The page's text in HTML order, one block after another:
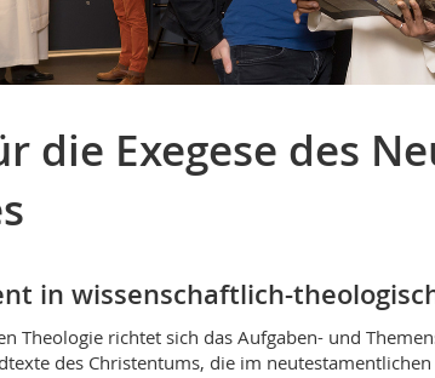
die Exegese des
in wissenschaftlich-
Theologie richtet sich das Aufgaben- und
des Christentums, die im